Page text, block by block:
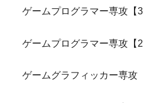
ゲームプログラマー専攻【3
ゲームプログラマー専攻【2
ゲームグラフィッカー専攻